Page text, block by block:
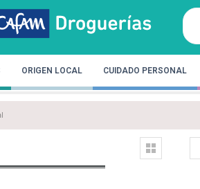
ORIGEN LOCAL CUIDADO PERSONAL